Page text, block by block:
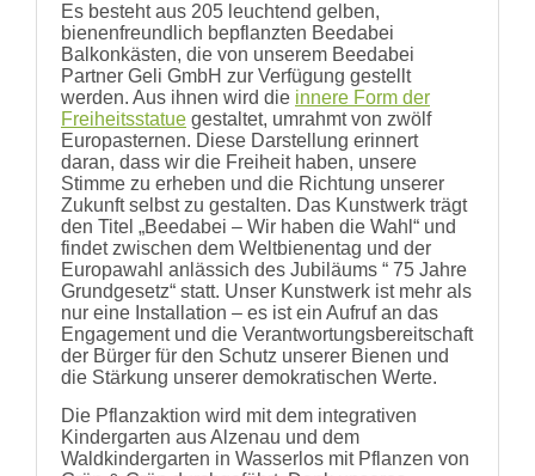
Es besteht aus 205 leuchtend gelben,
bienenfreundlich bepflanzten Beedabei
Balkonkästen, die von unserem Beedabei
Partner Geli GmbH zur Verfügung gestellt
werden. Aus ihnen wird die innere Form der
Freiheitsstatue gestaltet, umrahmt von zwölf
Europasternen. Diese Darstellung erinnert
daran, dass wir die Freiheit haben, unsere
Stimme zu erheben und die Richtung unserer
Zukunft selbst zu gestalten. Das Kunstwerk trägt
den Titel „Beedabei – Wir haben die Wahl“ und
findet zwischen dem Weltbienentag und der
Europawahl anlässich des Jubiläums “ 75 Jahre
Grundgesetz“ statt. Unser Kunstwerk ist mehr als
nur eine Installation – es ist ein Aufruf an das
Engagement und die Verantwortungsbereitschaft
der Bürger für den Schutz unserer Bienen und
die Stärkung unserer demokratischen Werte.
Die Pflanzaktion wird mit dem integrativen
Kindergarten aus Alzenau und dem
Waldkindergarten in Wasserlos mit Pflanzen von